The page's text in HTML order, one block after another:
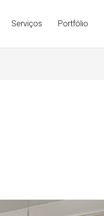
Serviços Portfólio